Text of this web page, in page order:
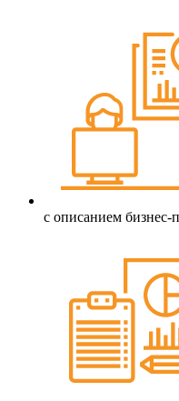
с описанием бизнес-